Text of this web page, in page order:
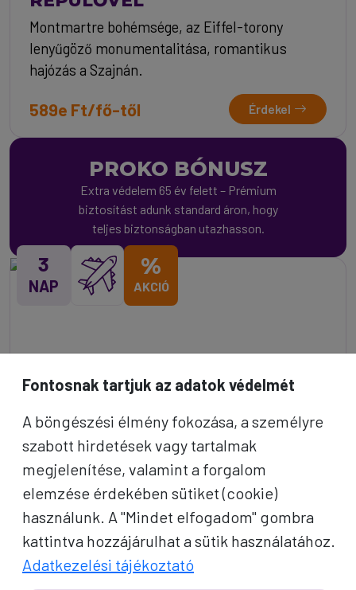
Montmartre bohémsége, az Eiffel-torony
lenyűgöző monumentalitása, romantikus
hajózás a Szajnán.
589e Ft/fő-től Érdekel
PROKO BÓNUSZ
Extra védelem 65 év felett – Prémium
biztosítást adunk standard áron, hogy
teljes biztonságban utazhasson.
3
NAP
%
AKCIÓ
Indulás: Dec. 04.
ELZÁSZ ADVENTI POMPÁBAN
Fontosnak tartjuk az adatok védelmét
A böngészési élmény fokozása, a személyre
szabott hirdetések vagy tartalmak
megjelenítése, valamint a forgalom
elemzése érdekében sütiket (cookie)
használunk. A "Mindet elfogadom" gombra
kattintva hozzájárulhat a sütik használatához.
Adatkezelési tájékoztató